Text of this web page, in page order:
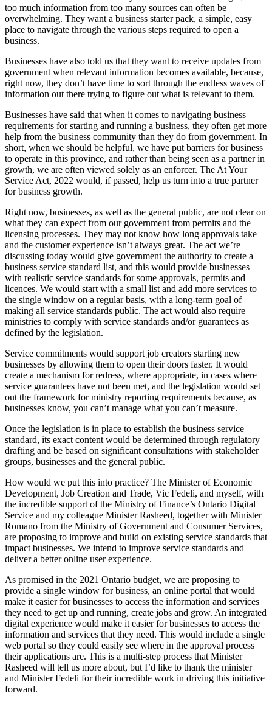
too much information from too many sources can often be
overwhelming. They want a business starter pack, a simple, easy
place to navigate through the various steps required to open a
business.
Businesses have also told us that they want to receive updates from
government when relevant information becomes available, because,
right now, they don’t have time to sort through the endless waves of
information out there trying to figure out what is relevant to them.
Businesses have said that when it comes to navigating business
requirements for starting and running a business, they often get more
help from the business community than they do from government. In
short, when we should be helpful, we have put barriers for business
to operate in this province, and rather than being seen as a partner in
growth, we are often viewed solely as an enforcer. The At Your
Service Act, 2022 would, if passed, help us turn into a true partner
for business growth.
Right now, businesses, as well as the general public, are not clear on
what they can expect from our government from permits and the
licensing processes. They may not know how long approvals take
and the customer experience isn’t always great. The act we’re
discussing today would give government the authority to create a
business service standard list, and this would provide businesses
with realistic service standards for some approvals, permits and
licences. We would start with a small list and add more services to
the single window on a regular basis, with a long-term goal of
making all service standards public. The act would also require
ministries to comply with service standards and/or guarantees as
defined by the legislation.
Service commitments would support job creators starting new
businesses by allowing them to open their doors faster. It would
create a mechanism for redress, where appropriate, in cases where
service guarantees have not been met, and the legislation would set
out the framework for ministry reporting requirements because, as
businesses know, you can’t manage what you can’t measure.
Once the legislation is in place to establish the business service
standard, its exact content would be determined through regulatory
drafting and be based on significant consultations with stakeholder
groups, businesses and the general public.
How would we put this into practice? The Minister of Economic
Development, Job Creation and Trade, Vic Fedeli, and myself, with
the incredible support of the Ministry of Finance’s Ontario Digital
Service and my colleague Minister Rasheed, together with Minister
Romano from the Ministry of Government and Consumer Services,
are proposing to improve and build on existing service standards that
impact businesses. We intend to improve service standards and
deliver a better online user experience.
As promised in the 2021 Ontario budget, we are proposing to
provide a single window for business, an online portal that would
make it easier for businesses to access the information and services
they need to get up and running, create jobs and grow. An integrated
digital experience would make it easier for businesses to access the
information and services that they need. This would include a single
web portal so they could easily see where in the approval process
their applications are. This is a multi-step process that Minister
Rasheed will tell us more about, but I’d like to thank the minister
and Minister Fedeli for their incredible work in driving this initiative
forward.